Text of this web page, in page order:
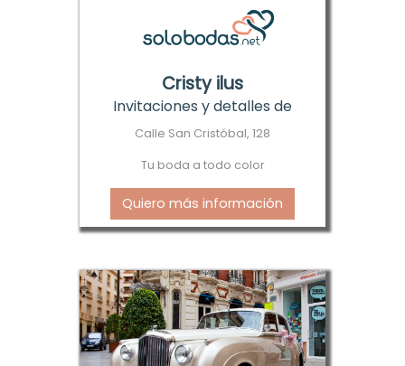
Cristy ilus
Invitaciones y detalles de
Calle San Cristóbal, 128
Tu boda a todo color
Quiero más información